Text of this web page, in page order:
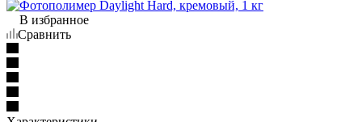
В избранное
Сравнить